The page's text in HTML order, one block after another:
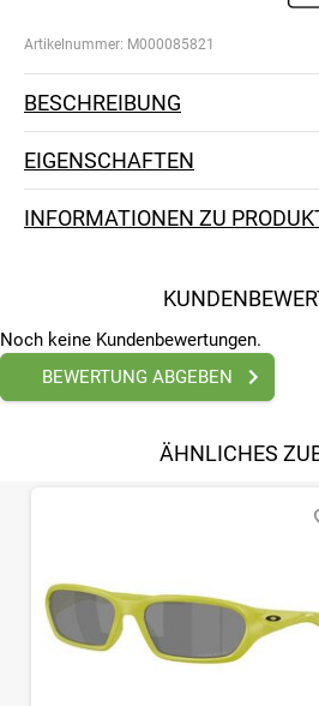
Artikelnummer: M000085821
BESCHREIBUNG
EIGENSCHAFTEN
INFORMATIONEN ZU
Noch keine Kundenbewertungen.
BEWERTUNG ABGEBEN
ÄHNLICHES